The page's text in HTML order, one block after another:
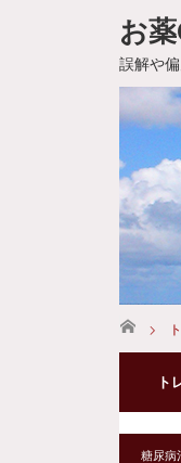
お
誤解や
ホーム
ト
糖尿病